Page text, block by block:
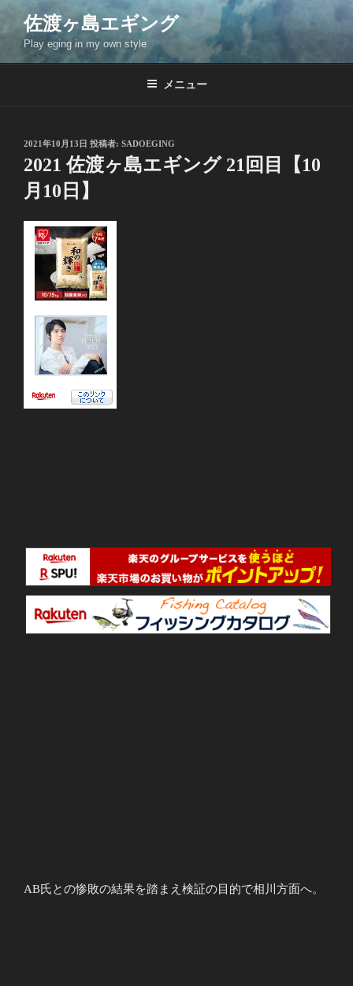
コ
ン
ン
佐渡ヶ島エギング
Play eging in my own style
メニュー
投
稿
日:
2021年10月13日 投稿者: SADOEGING
2021 佐渡ヶ島エギング 21回目【10
月10日】
AB氏との惨敗の結果を踏まえ検証の目的で相川方面へ。